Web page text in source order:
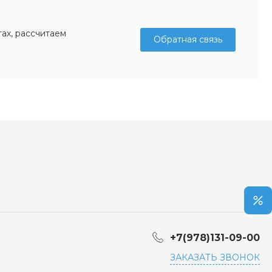
рассчитаем
Обратная связь
+7(978)131-09-00
ЗАКАЗАТЬ ЗВОНОК